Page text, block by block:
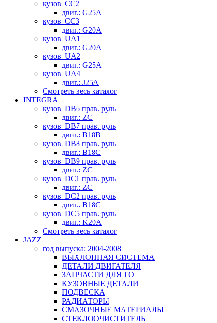
кузов: CC2
двиг.: G25A
кузов: CC3
двиг.: G20A
кузов: UA1
двиг.: G20A
кузов: UA2
двиг.: G25A
кузов: UA4
двиг.: J25A
Смотреть весь каталог
INTEGRA
кузов: DB6 прав. руль
двиг.: ZC
кузов: DB7 прав. руль
двиг.: B18B
кузов: DB8 прав. руль
двиг.: B18C
кузов: DB9 прав. руль
двиг.: ZC
кузов: DC1 прав. руль
двиг.: ZC
кузов: DC2 прав. руль
двиг.: B18C
кузов: DC5 прав. руль
двиг.: K20A
Смотреть весь каталог
JAZZ
год выпуска: 2004-2008
ВЫХЛОПНАЯ СИСТЕМА
ДЕТАЛИ ДВИГАТЕЛЯ
ЗАПЧАСТИ ДЛЯ ТО
КУЗОВНЫЕ ДЕТАЛИ
ПОДВЕСКА
РАДИАТОРЫ
СМАЗОЧНЫЕ МАТЕРИАЛЫ
СТЕКЛООЧИСТИТЕЛЬ